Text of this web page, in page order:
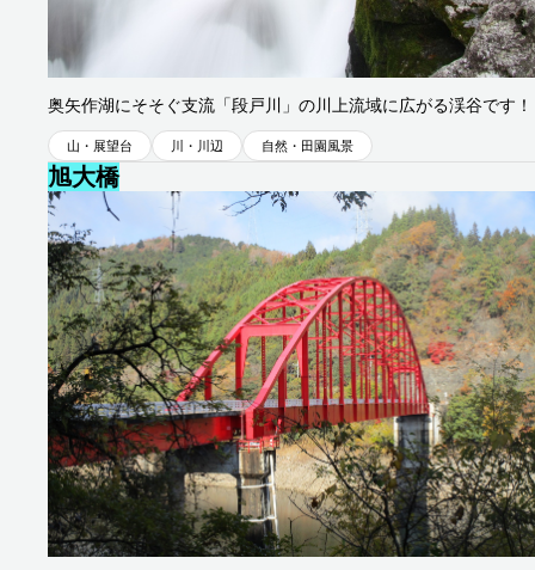
奥矢作湖にそそぐ支流「段戸川」の川上流域に広がる渓谷です！
山・展望台 川・川辺 自然・田園風景
旭大橋